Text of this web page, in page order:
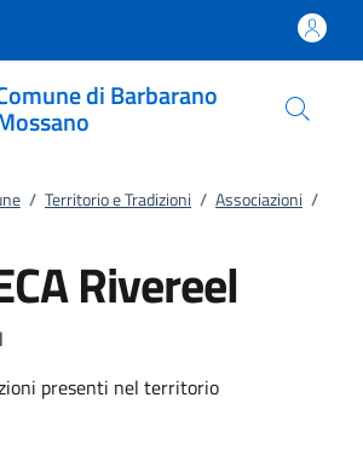
di Barbarano
/ Territorio e Tradizioni / Associazioni /
Rivereel
presenti nel territorio